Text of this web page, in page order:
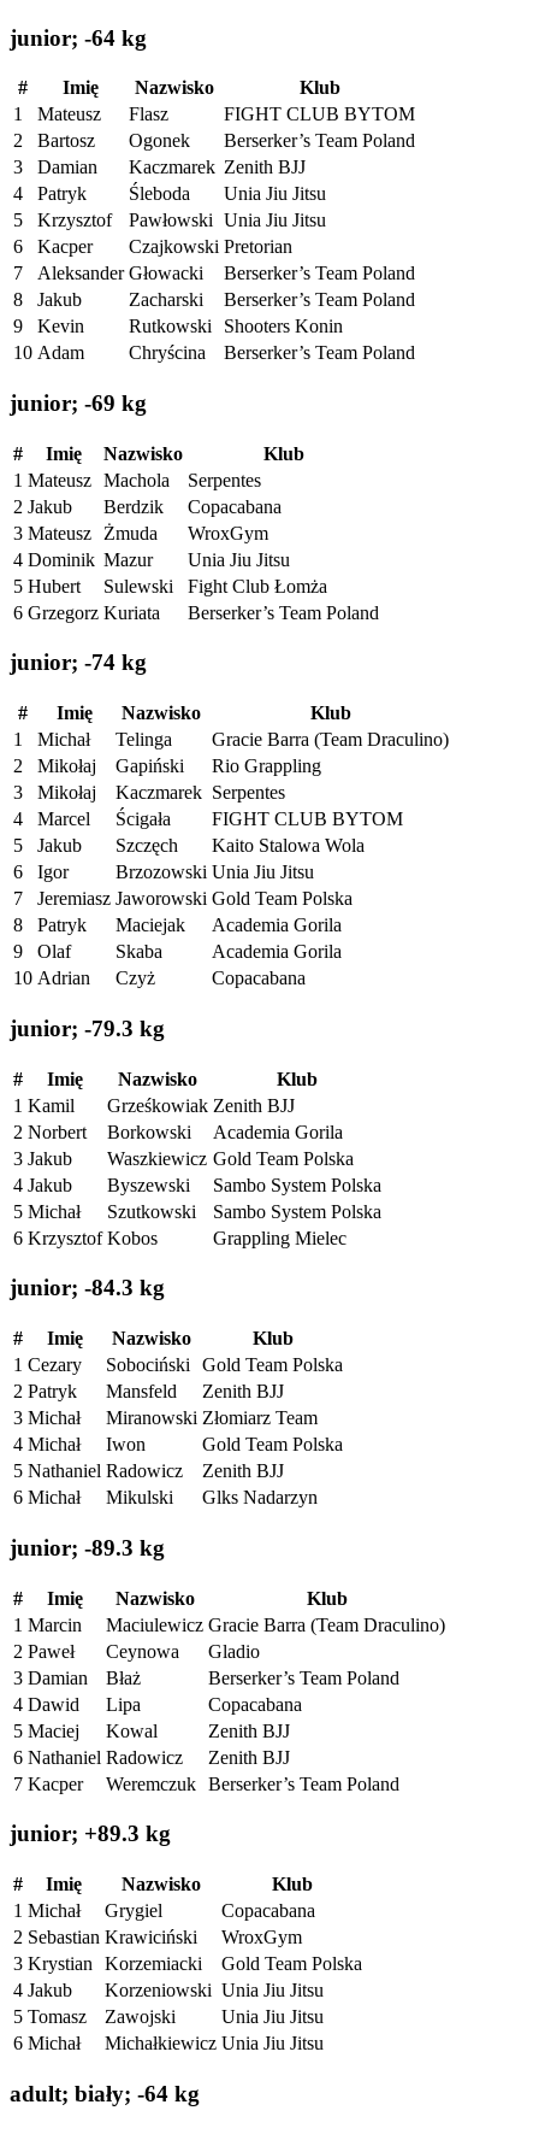
junior; -64 kg
# Imię Nazwisko
Klub
1
Mateusz Flasz
FIGHT CLUB BYTOM
2
Bartosz Ogonek
Berserker’s Team Poland
3
Damian Kaczmarek Zenith BJJ
4
Patryk Śleboda
Unia Jiu Jitsu
5
Krzysztof Pawłowski Unia Jiu Jitsu
6
Kacper Czajkowski Pretorian
7
Aleksander Głowacki
Berserker’s Team Poland
8
Jakub Zacharski
Berserker’s Team Poland
9
Kevin Rutkowski
Shooters Konin
10 Adam Chryścina Berserker’s Team Poland
junior; -69 kg
# Imię Nazwisko
Klub
1 Mateusz Machola
Serpentes
2 Jakub Berdzik
Copacabana
3 Mateusz Żmuda
WroxGym
4 Dominik Mazur
Unia Jiu Jitsu
5 Hubert Sulewski
Fight Club Łomża
6 Grzegorz Kuriata Berserker’s Team Poland
junior; -74 kg
# Imię Nazwisko
Klub
1
Michał Telinga
Gracie Barra (Team Draculino)
2
Mikołaj Gapiński
Rio Grappling
3
Mikołaj Kaczmarek Serpentes
4
Marcel Ścigała
FIGHT CLUB BYTOM
5
Jakub Szczęch
Kaito Stalowa Wola
6
Igor Brzozowski Unia Jiu Jitsu
7
Jeremiasz Jaworowski Gold Team Polska
8
Patryk Maciejak
Academia Gorila
9
Olaf Skaba
Academia Gorila
10 Adrian Czyż Copacabana
junior; -79.3 kg
# Imię Nazwisko
Klub
1 Kamil Grześkowiak Zenith BJJ
2 Norbert Borkowski
Academia Gorila
3 Jakub Waszkiewicz Gold Team Polska
4 Jakub Byszewski
Sambo System Polska
5 Michał Szutkowski
Sambo System Polska
6 Krzysztof Kobos Grappling Mielec
junior; -84.3 kg
# Imię Nazwisko
Klub
1 Cezary Sobociński
Gold Team Polska
2 Patryk Mansfeld
Zenith BJJ
3 Michał Miranowski Złomiarz Team
4 Michał Iwon
Gold Team Polska
5 Nathaniel Radowicz
Zenith BJJ
6 Michał Mikulski Glks Nadarzyn
junior; -89.3 kg
# Imię Nazwisko
Klub
1 Marcin Maciulewicz Gracie Barra (Team Draculino)
2 Paweł Ceynowa
Gladio
3 Damian Błaż
Berserker’s Team Poland
4 Dawid Lipa
Copacabana
5 Maciej Kowal
Zenith BJJ
6 Nathaniel Radowicz
Zenith BJJ
7 Kacper Weremczuk Berserker’s Team Poland
junior; +89.3 kg
# Imię Nazwisko
Klub
1 Michał Grygiel
Copacabana
2 Sebastian Krawiciński
WroxGym
3 Krystian Korzemiacki
Gold Team Polska
4 Jakub Korzeniowski Unia Jiu Jitsu
5 Tomasz Zawojski
Unia Jiu Jitsu
6 Michał Michałkiewicz Unia Jiu Jitsu
adult; biały; -64 kg